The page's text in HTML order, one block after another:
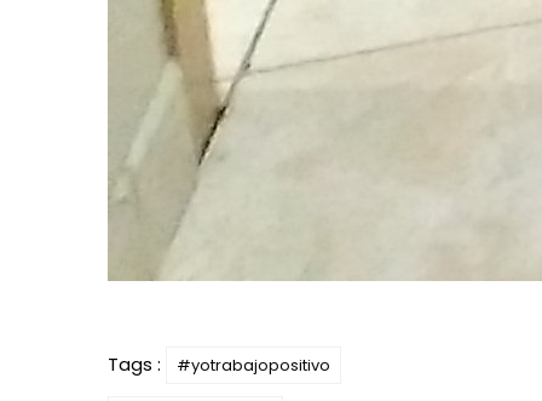
Tags : #yotrabajopositivo